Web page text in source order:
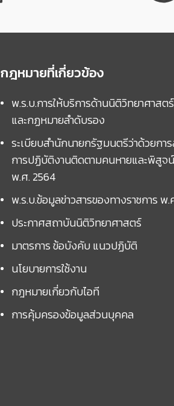
กฎหมายที่เกี่ยวข้อง
พ.ร.บ.การให้บริการด้านนิติวิทยาศาสต
และกฏหมายลำดับรอง
ระเบียบสำนักนายกรัฐมนตรีว่าด้วยก
การปฏิบัติงานติดตามคนหายและพิสู
พ.ศ. 2564
พ.ร.บ.ข้อมูลข่าวสารของทางราชการ พ
ประกาศสถาบันนิติวิทยาศาสตร์
มาตรการ ข้อบังคับ แนวปฏิบัติ
นโยบายการใช้งาน
กฎหมายเกี่ยวกับไอที
การคุ้มครองข้อมูลส่วนบุคคล